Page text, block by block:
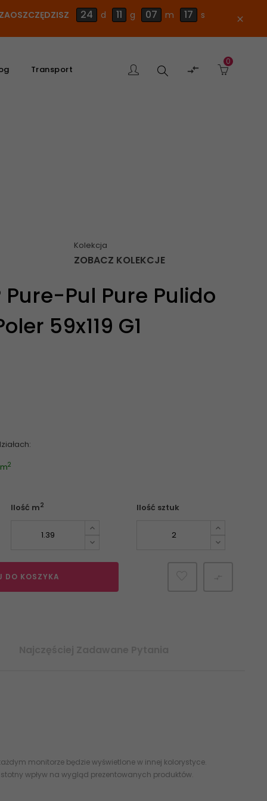
24 d 11 g 07 m 16 s close
Transport Szukaj 
0
Kolekcja
ZOBACZ KOLEKCJE
Pure-Pul Pure Pulido
59x119 G1
2
Ilość m2 Ilość sztuk
DO KOSZYKA
monitorze będzie wyświetlone w innej kolorystyce.
wpływ na wygląd prezentowanych produktów.